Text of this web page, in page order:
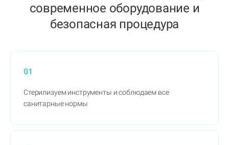
современное оборудование и
безопасная процедура
01
Стерилизуем инструменты и соблюдаем все
санитарные нормы